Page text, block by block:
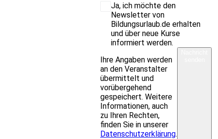
Ja, ich möchte den
Newsletter von
Bildungsurlaub.de erhalten
und über neue Kurse
informiert werden.
Ihre Angaben werden
an den Veranstalter
übermittelt und
vorübergehend
gespeichert. Weitere
Informationen, auch
zu Ihren Rechten,
finden Sie in unserer
Datenschutzerklärung.